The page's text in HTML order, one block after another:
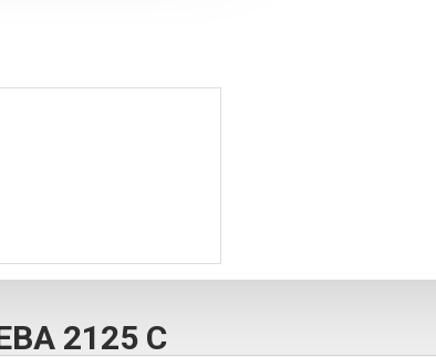
2125 C